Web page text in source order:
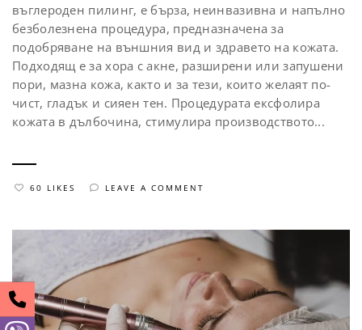
въглероден пилинг, е бърза, неинвазивна и напълно
безболезнена процедура, предназначена за
подобряване на външния вид и здравето на кожата.
Подходящ е за хора с акне, разширени или запушени
пори, мазна кожа, както и за тези, които желаят по-
чист, гладък и сияен тен. Процедурата ексфолира
кожата в дълбочина, стимулира производството...
60 LIKES LEAVE A COMMENT